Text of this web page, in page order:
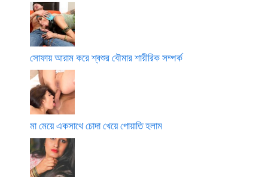
সোফায় আরাম করে শ্বশুর বৌমার শারীরিক সম্পর্ক
মা মেয়ে একসাথে চোদা খেয়ে পোয়াতি হলাম